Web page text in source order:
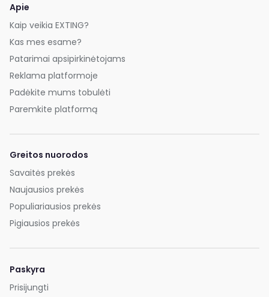
Apie
Kaip veikia EXTING?
Kas mes esame?
Patarimai apsipirkinėtojams
Reklama platformoje
Padėkite mums tobulėti
Paremkite platformą
Greitos nuorodos
Savaitės prekės
Naujausios prekės
Populiariausios prekės
Pigiausios prekės
Paskyra
Prisijungti